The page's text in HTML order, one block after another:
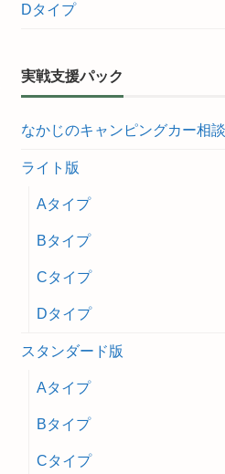
Dタイプ
実戦支援パック
なかじのキャンピングカー相
ライト版
Aタイプ
Bタイプ
Cタイプ
Dタイプ
スタンダード版
Aタイプ
Bタイプ
Cタイプ